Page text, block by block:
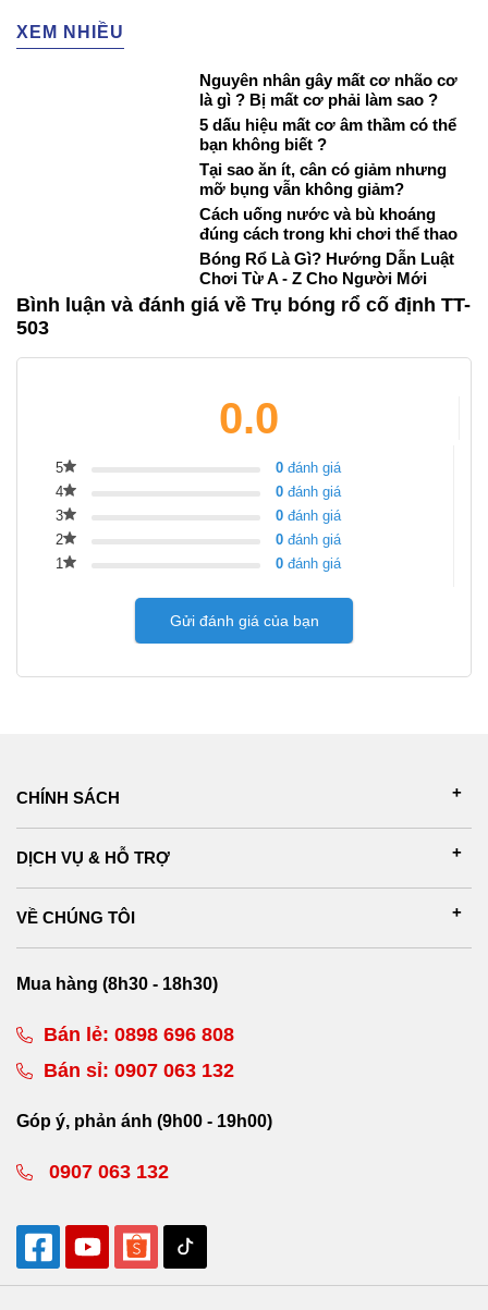
XEM NHIỀU
Nguyên nhân gây mất cơ nhão cơ
là gì ? Bị mất cơ phải làm sao ?
5 dấu hiệu mất cơ âm thầm có thể
bạn không biết ?
Tại sao ăn ít, cân có giảm nhưng
mỡ bụng vẫn không giảm?
Cách uống nước và bù khoáng
đúng cách trong khi chơi thể thao
Bóng Rổ Là Gì? Hướng Dẫn Luật
Chơi Từ A - Z Cho Người Mới
Bình luận và đánh giá về Trụ bóng rổ cố định TT-
503
0.0
5 0 đánh giá
4
0 đánh giá
3
0 đánh giá
2
0 đánh giá
1
0 đánh giá
Gửi đánh giá của bạn
CHÍNH SÁCH
DỊCH VỤ & HỖ TRỢ
VỀ CHÚNG TÔI
Mua hàng (8h30 - 18h30)
Bán lẻ: 0898 696 808
Bán sỉ: 0907 063 132
Góp ý, phản ánh (9h00 - 19h00)
0907 063 132